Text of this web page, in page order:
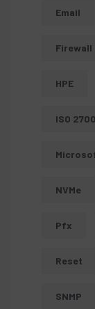
Email
Firewall
HPE
ISO
NVMe
Pfx
Reset
SNMP